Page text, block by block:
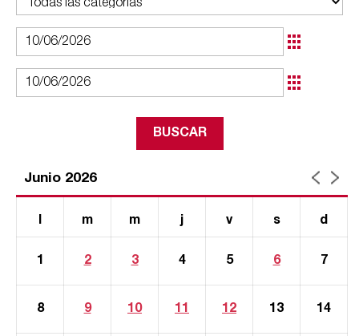
Junio 2026
m m v s d
1 2 3 4 5 6 7
8 9 10 11 12 13 14